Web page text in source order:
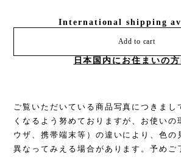
International shipping
Add to cart
日本国内にお住まいの
ご覧いただいている商品写真につきまし
くなるよう努めておりますが、お使いの
ウザ、携帯端末等）の違いにより、色の
異なってみえる場合があります。予めご